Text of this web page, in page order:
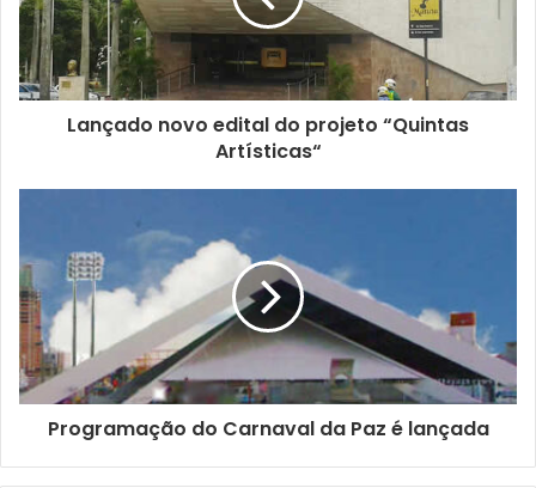
e
r
e
a
i
l
Lançado novo edital do projeto “Quintas
Artísticas“
Programação do Carnaval da Paz é lançada